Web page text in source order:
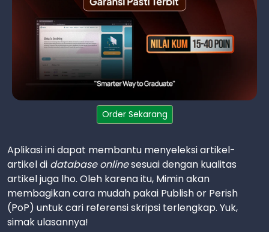
Order Sekarang
Aplikasi ini dapat membantu menyeleksi artikel-
artikel di database onlinesesuai dengan kualitas
artikel juga lho. Oleh karena itu, Mimin akan
membagikan cara mudah pakai Publish or Perish
(PoP) untuk cari referensi skripsi terlengkap. Yuk,
simak ulasannya!